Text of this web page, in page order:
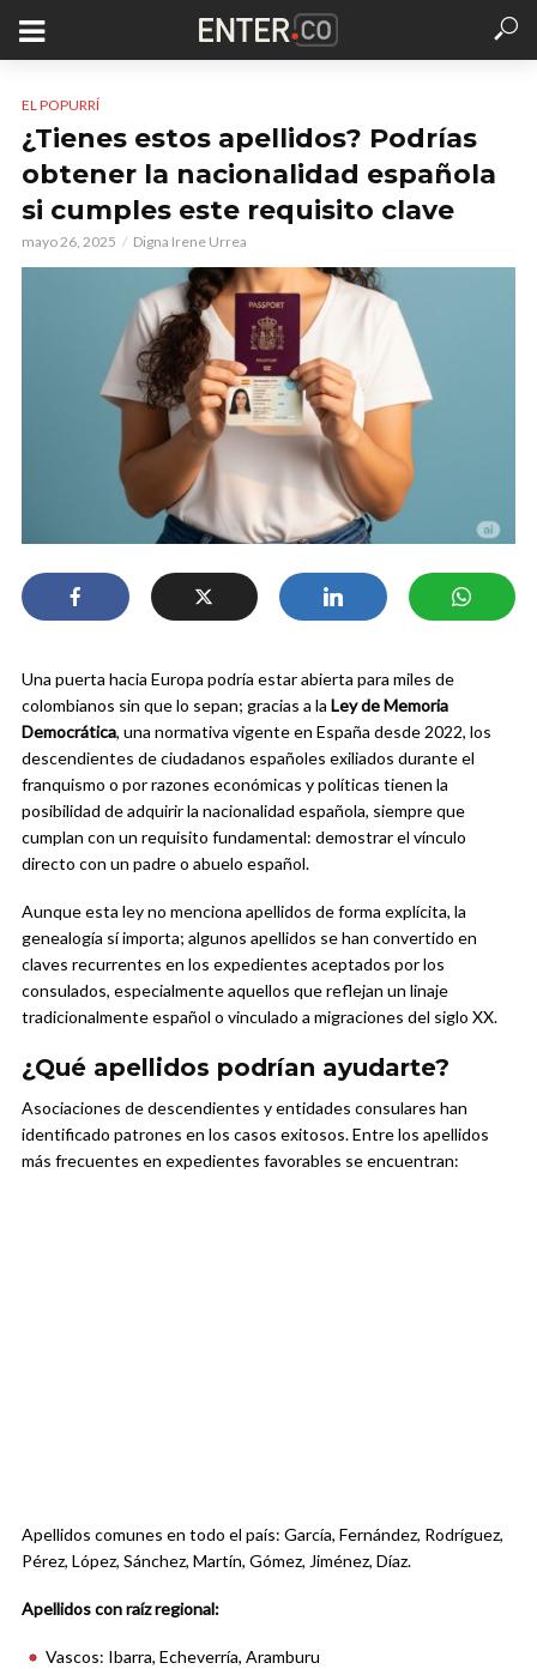
EL POPURRÍ
¿Tienes estos apellidos? Podrías
obtener la nacionalidad española
si cumples este requisito clave
mayo 26, 2025 Digna Irene Urrea
Una puerta hacia Europa podría estar abierta para miles de
colombianos sin que lo sepan; gracias a la Ley de Memoria
Democrática, una normativa vigente en España desde 2022, los
descendientes de ciudadanos españoles exiliados durante el
franquismo o por razones económicas y políticas tienen la
posibilidad de adquirir la nacionalidad española, siempre que
cumplan con un requisito fundamental: demostrar el vínculo
directo con un padre o abuelo español.
Aunque esta ley no menciona apellidos de forma explícita, la
genealogía sí importa; algunos apellidos se han convertido en
claves recurrentes en los expedientes aceptados por los
consulados, especialmente aquellos que reflejan un linaje
tradicionalmente español o vinculado a migraciones del siglo XX.
¿Qué apellidos podrían ayudarte?
Asociaciones de descendientes y entidades consulares han
identificado patrones en los casos exitosos. Entre los apellidos
más frecuentes en expedientes favorables se encuentran:
Apellidos comunes en todo el país: García, Fernández, Rodríguez,
Pérez, López, Sánchez, Martín, Gómez, Jiménez, Díaz.
Apellidos con raíz regional:
Vascos: Ibarra, Echeverría, Aramburu